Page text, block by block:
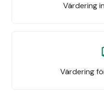
Värdering
Värdering